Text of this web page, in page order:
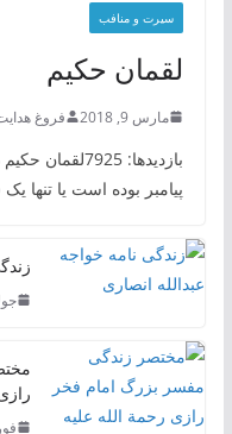
سیرت و منافب
لقمان حکیم
مارس 9, 2018 فروغ
بازدیدها:
پیامبر بوده است یا تنها
فوریه